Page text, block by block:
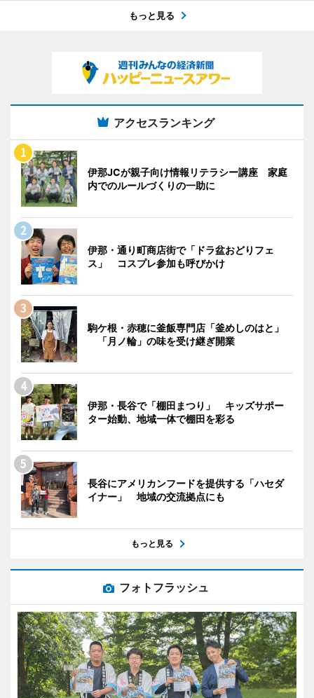
もっと見る
アクセスランキング
伊那JCが親子向け情報リテラシー講座 家庭
内でのルールづくりの一助に
伊那・通り町商店街で「ドラ盆おどりフェ
ス」 コスプレ参加も呼びかけ
駒ケ根・赤穂に釜飯専門店「釜めしのはと」
「月ノ輪」の味を受け継ぎ開業
伊那・長谷で「棚田まつり」 キッズサポー
ター始動、地域一体で棚田を彩る
長谷にアメリカンフードを提供する「ハセダ
イナー」 地域の交流拠点にも
もっと見る
フォトフラッシュ